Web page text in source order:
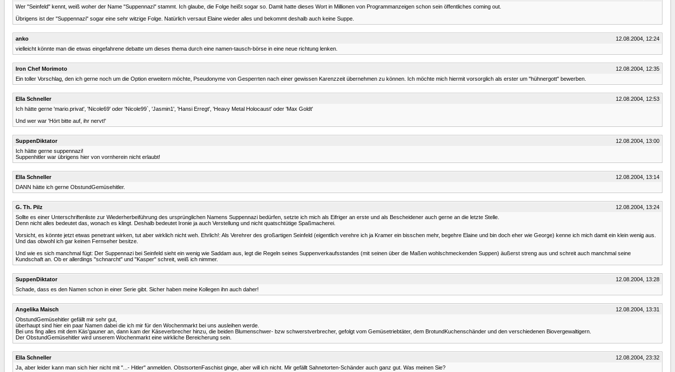
Wer "Seinfeld" kennt, weiß woher der Name "Suppennazi" stammt. Ich glaube, die Folge heißt sogar so. Damit hatte dieses Wort in Millionen von Programmanzeigen schon sein öffentliches coming out.
Übrigens ist der "Suppennazi" sogar eine sehr witzige Folge. Natürlich versaut Elaine wieder alles und bekommt deshalb auch keine Suppe.
anko
12.08.2004, 12:24
vielleicht könnte man die etwas eingefahrene debatte um dieses thema durch eine namen-tausch-börse in eine neue richtung lenken.
Iron Chef Morimoto
12.08.2004, 12:35
Ein toller Vorschlag, den ich gerne noch um die Option erweitern möchte, Pseudonyme von Gesperrten nach einer gewissen Karenzzeit übernehmen zu können. Ich möchte mich hiermit vorsorglich als erster um "hühnergott" bewerben.
Ella Schneller
12.08.2004, 12:53
Ich hätte gerne 'mario.privat', 'Nicole69' oder 'Nicole99`, 'Jasmin1', 'Hansi Erregt', 'Heavy Metal Holocaust' oder 'Max Goldt'
Und wer war 'Hört bitte auf, ihr nervt!'
SuppenDiktator
12.08.2004, 13:00
Ich hätte gerne suppennazi!
Suppenhitler war übrigens hier von vornherein nicht erlaubt!
Ella Schneller
12.08.2004, 13:14
DANN hätte ich gerne ObstundGemüsehitler.
G. Th. Pilz
12.08.2004, 13:24
Sollte es einer Unterschriftenliste zur Wiederherbeiführung des ursprünglichen Namens Suppennazi bedürfen, setzte ich mich als Eifriger an erste und als Bescheidener auch gerne an die letzte Stelle.
Denn nicht alles bedeutet das, wonach es klingt. Deshalb bedeutet Ironie ja auch Verstellung und nicht quatschtütige Spaßmacherei.
Vorsicht, es könnte jetzt etwas penetrant wirken, tut aber wirklich nicht weh. Ehrlich!: Als Verehrer des großartigen Seinfeld (eigentlich verehre ich ja Kramer ein bisschen mehr, begehre Elaine und bin doch eher wie George) kenne ich mich damit ein klein wenig aus.
Und das obwohl ich gar keinen Fernseher besitze.
Und wie es sich manchmal fügt: Der Suppennazi bei Seinfeld sieht ein wenig wie Saddam aus, legt die Regeln seines Suppenverkaufsstandes (mit seinen über die Maßen wohlschmeckenden Suppen) äußerst streng aus und schreit auch manchmal seine
Kundschaft an. Ob er allerdings "schnarcht" und "Kasper" schreit, weiß ich nimmer.
SuppenDiktator
12.08.2004, 13:28
Schade, dass es den Namen schon in einer Serie gibt. Sicher haben meine Kollegen ihn auch daher!
Angelika Maisch
12.08.2004, 13:31
ObstundGemüsehitler gefällt mir sehr gut,
überhaupt sind hier ein paar Namen dabei die ich mir für den Wochenmarkt bei uns ausleihen werde.
Bei uns fing alles mit dem Käs'gauner an, dann kam der Käseverbrecher hinzu, die beiden Blumenschwer- bzw schwerstverbrecher, gefolgt vom Gemüsetriebtäter, dem BrotundKuchenschänder und den verschiedenen Biovergewaltigern.
Der ObstundGemüsehitler wird unserem Wochenmarkt eine wirkliche Bereicherung sein.
Ella Schneller
12.08.2004, 23:32
Ja, aber leider kann man sich hier nicht mit "...- Hitler" anmelden. ObstsortenFaschist ginge, aber will ich nicht. Mir gefällt Sahnetorten-Schänder auch ganz gut. Was meinen Sie?